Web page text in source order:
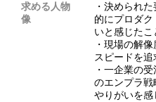
求める人物
像
・決められ
的にプロダ
いと感じたこ
・現場の解
スピードを追
・一企業の
のエンプラ戦
やりがいを感